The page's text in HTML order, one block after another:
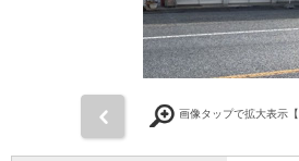
画像タップで拡大表示【